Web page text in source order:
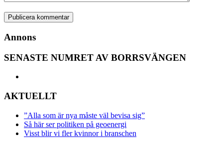
Annons
SENASTE NUMRET AV BORRSVÄNGEN
AKTUELLT
”Alla som är nya måste väl bevisa sig”
Så här ser politiken på geoenergi
Visst blir vi fler kvinnor i branschen